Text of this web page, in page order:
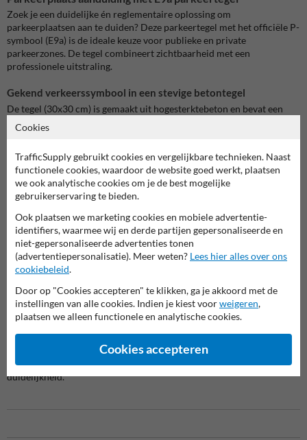
Zoek je een duidelijke én reglementaire oplossing om
parkeerplaatsen aan te duiden? Deze parkeertegel met het officiële P-
symbool (E9a) is de ideale keuze voor publieke en private
parkeerzones. De tegel combineert zichtbaarheid met een
professionele uitstraling.
Gekend verkeerssymbool in een stevige betontegel
De tegel (30x30 cm) is gemaakt uit hogesterktebeton en bevat een
witte ‘P’ op een blauwe achtergrond, herkenbaar als het verkeersbord
E9a. Dankzij de slijtvaste opdruk blijft het symbool zichtbaar bij
Toepassingsmogelijkheden
Deze parkeertegel is geschikt voor:
Gemeentelijke parkeerplaatsen
Openbare parkings en straten
Bedrijventerreinen
Wooncomplexen met parkeerzones
Parkeergarages of overdekte parkings
Zorginstellingen of scholen
Praktisch, visueel en onderhoudsarm
De tegel wordt rechtstreeks ingebed in de bestrating en vraagt geen
bijkomende signalisatie. Zo markeer je parkeerplaatsen duidelijk én
volgens de gekende verkeerssymboliek.
Een slimme keuze voor wie zoekt naar visuele én reglementaire
duidelijkheid.
Cookies
TrafficSupply gebruikt cookies en vergelijkbare technieken. Naast
functionele cookies, waardoor de website goed werkt, plaatsen
we ook analytische cookies om je de best mogelijke
gebruikerservaring te bieden.
Ook plaatsen we marketing cookies en mobiele advertentie-
identifiers, waarmee wij en derde partijen gepersonaliseerde en
niet-gepersonaliseerde advertenties tonen
(advertentiepersonalisatie). Meer weten? Lees hier alles over ons
cookiebeleid.
Door op "Cookies accepteren" te klikken, ga je akkoord met de
instellingen van alle cookies. Indien je kiest voorweigeren,
plaatsen we alleen functionele en analytische cookies.
Cookies accepteren